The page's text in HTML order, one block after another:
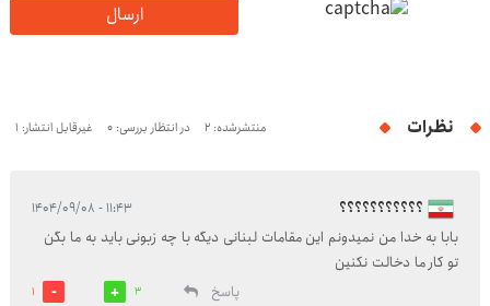
ارسال
نظرات منتشرشده: 2 در انتظار بررسی: 0 غیرقابل انتشار: 1
؟؟؟؟؟؟؟؟؟؟؟ ۱۱:۴۳ - ۱۴۰۴/۰۹/۰۸
بابا به خدا من نمیدونم این مقامات لبنانی دیگه با چه زبونی باید به ما بگن
تو کار ما دخالت نکنین
پاسخ
3
1